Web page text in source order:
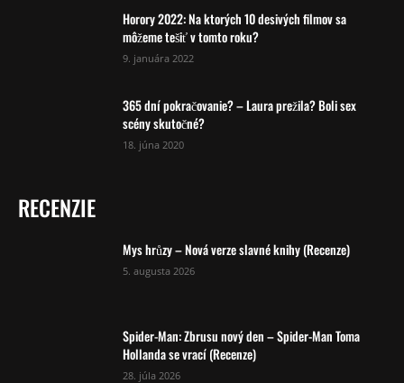
Horory 2022: Na ktorých 10 desivých filmov sa
môžeme tešiť v tomto roku?
9. januára 2022
365 dní pokračovanie? – Laura prežila? Boli sex
scény skutočné?
18. júna 2020
RECENZIE
Mys hrůzy – Nová verze slavné knihy (Recenze)
5. augusta 2026
Spider-Man: Zbrusu nový den – Spider-Man Toma
Hollanda se vrací (Recenze)
28. júla 2026